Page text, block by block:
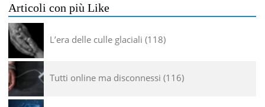
Articoli con più Like
L’era delle culle glaciali 118
Tutti online ma disconnessi 116